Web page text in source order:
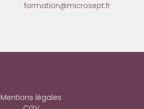
formation@microsept.fr
Mentions légales